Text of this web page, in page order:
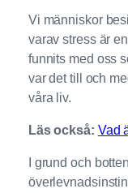
Vi människor
varav stress är
funnits med oss
var det till och
våra liv.
Läs också: Vad
I grund och